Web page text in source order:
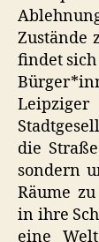
Zustände
findet
die
sondern
Räume
in ihre
eine